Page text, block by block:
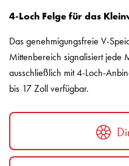
4-Loch Felge für das
Das genehmigungsfreie V-
Mittenbereich signalisiert jede
ausschließlich mit 4-Loch-
bis 17 Zoll verfügbar.